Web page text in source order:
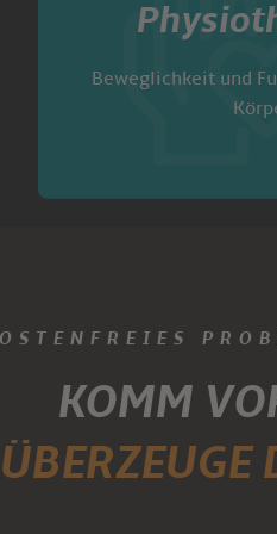
Beweglichkeit und
KOMM
ÜBERZEUGE